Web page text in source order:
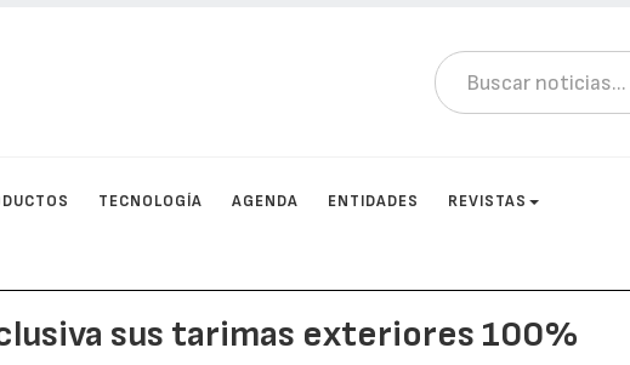
TECNOLOGÍA AGENDA ENTIDADES REVISTAS
sus tarimas exteriores 100%